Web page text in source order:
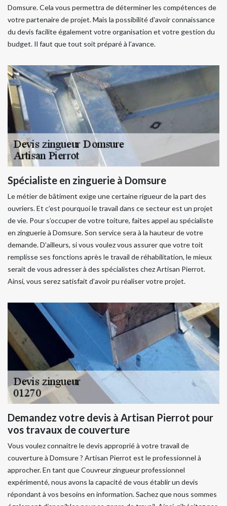
Domsure. Cela vous permettra de déterminer les compétences de
votre partenaire de projet. Mais la possibilité d'avoir connaissance
du devis facilite également votre organisation et votre gestion du
budget. Il faut que tout soit préparé à l’avance.
Spécialiste en zinguerie à Domsure
Le métier de bâtiment exige une certaine rigueur de la part des
ouvriers. Et c’est pourquoi le travail dans ce secteur est un projet
de vie. Pour s’occuper de votre toiture, faites appel au spécialiste
en zinguerie à Domsure. Son service sera à la hauteur de votre
demande. D’ailleurs, si vous voulez vous assurer que votre toit
remplisse ses fonctions après le travail de réhabilitation, le mieux
serait de vous adresser à des spécialistes chez Artisan Pierrot.
Ainsi, vous serez satisfait d’avoir pu réaliser votre projet.
Demandez votre devis à Artisan Pierrot pour
vos travaux de couverture
Vous voulez connaitre le devis approprié à votre travail de
couverture à Domsure ? Artisan Pierrot est le professionnel à
approcher. En tant que Couvreur zingueur professionnel
expérimenté, nous avons la capacité de vous établir un devis
répondant à vos besoins en information. Sachez que nous sommes